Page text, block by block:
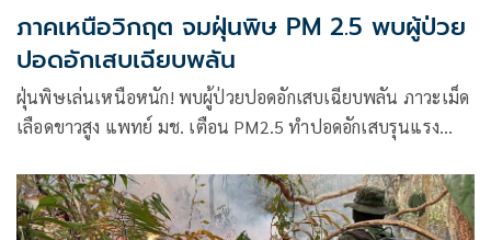
ภาคเหนือวิกฤต จมฝุ่นพิษ PM 2.5 พบผู้ป่วย
ปอดอักเสบเฉียบพลัน
ฝุ่นพิษเล่นเหนือหนัก! พบผู้ป่วยปอดอักเสบเฉียบพลัน ภาวะเม็ด
เลือดขาวสูง แพทย์ มช. เตือน PM2.5 ทำปอดอักเสบรุนแรง